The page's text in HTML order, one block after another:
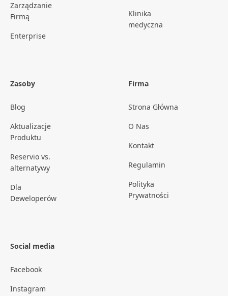
Zarządzanie
Firmą
Enterprise
Klinika
medyczna
Zasoby
Blog
Aktualizacje
Produktu
Reservio vs.
alternatywy
Dla
Deweloperów
Firma
Strona Główna
O Nas
Kontakt
Regulamin
Polityka
Prywatności
Social media
Facebook
Instagram